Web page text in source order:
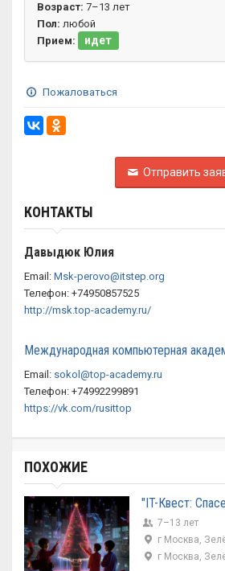
Возраст: 7–13 лет
Пол: любой
Прием:
идет
Пожаловаться
Отправить
КОНТАКТЫ
Давыдюк Юлия
Email: Msk-perovo@itstep.org
Телефон: +74950857525
http://msk.top-academy.ru/
Международная компьютерная
Email: sokol@top-academy.ru
Телефон: +74992299891
https://vk.com/rusittop
ПОХОЖИЕ
"IT-Квест:
7–13 лет
г Москва,
г Москва,